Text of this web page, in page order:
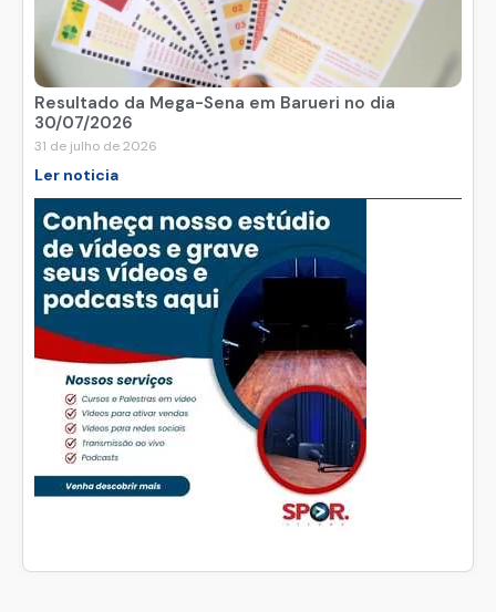
Resultado da Mega-Sena em Barueri no dia
30/07/2026
31 de julho de 2026
Ler noticia